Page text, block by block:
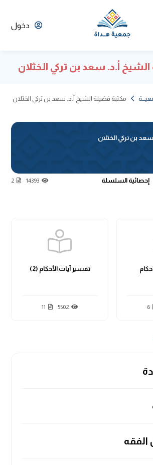
دخول
أ.د. سعد بن تركي الخثلان
مكتبة فضيلة الشيخ أ.د. سعد بن تركي الخثلان
بن تركي الخثلان
إحصائية السلسلة 14393
2
6
تفسير آيات الأحكام (2)
5502
11